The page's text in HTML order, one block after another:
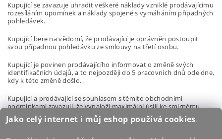
Kupující se zavazuje uhradit veškeré náklady vzniklé prodávajícímu
rozesíláním upomínek a náklady spojené s vymáháním případných
pohledávek.
Kupující bere na vědomí, že prodávající je oprávněn postoupit
svou případnou pohledávku ze smlouvy na třetí osobu.
Kupující je povinen prodávajícího informovat o změně svých
identifikačních údajů, a to nejpozději do 5 pracovních dnů ode dne,
kdy k této změně došlo.
Kupující a prodávající se souhlasem s těmito obchodními
podmínkami zavazují, že vynaloží maximální úsilí ke smírnému
řešení případných sporů vzešlých ze smlouvy či v souvislosti s
těmito obchodními podmínkami.
Jako celý internet i můj eshop používá cookies.